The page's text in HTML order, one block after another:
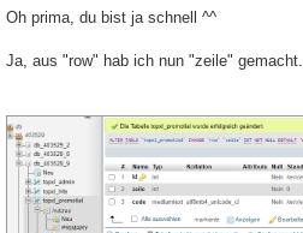
Oh prima, du bist ja schnell ^^
Ja, aus "row" hab ich nun "zeile" gemacht.